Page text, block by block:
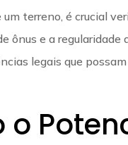
terreno, é crucial
ônus e a
legais que